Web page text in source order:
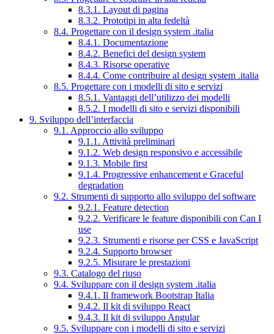
8.3.1. Layout di pagina
8.3.2. Prototipi in alta fedeltà
8.4. Progettare con il design system .italia
8.4.1. Documentazione
8.4.2. Benefici del design system
8.4.3. Risorse operative
8.4.4. Come contribuire al design system .italia
8.5. Progettare con i modelli di sito e servizi
8.5.1. Vantaggi dell’utilizzo dei modelli
8.5.2. I modelli di sito e servizi disponibili
9. Sviluppo dell’interfaccia
9.1. Approccio allo sviluppo
9.1.1. Attività preliminari
9.1.2. Web design responsivo e accessibile
9.1.3. Mobile first
9.1.4. Progressive enhancement e Graceful
degradation
9.2. Strumenti di supporto allo sviluppo del software
9.2.1. Feature detection
9.2.2. Verificare le feature disponibili con Can I
use
9.2.3. Strumenti e risorse per CSS e JavaScript
9.2.4. Supporto browser
9.2.5. Misurare le prestazioni
9.3. Catalogo del riuso
9.4. Sviluppare con il design system .italia
9.4.1. Il framework Bootstrap Italia
9.4.2. Il kit di sviluppo React
9.4.3. Il kit di sviluppo Angular
9.5. Sviluppare con i modelli di sito e servizi